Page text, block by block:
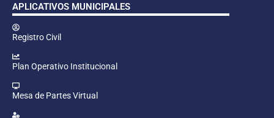
APLICATIVOS MUNICIPALES
Registro Civil
Plan Operativo Institucional
Mesa de Partes Virtual